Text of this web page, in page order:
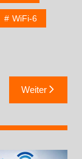
WiFi-6
Weiter